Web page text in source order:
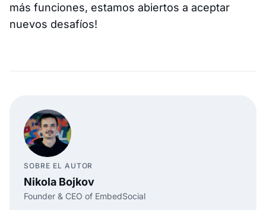
más funciones, estamos abiertos a aceptar
nuevos desafíos!
SOBRE EL AUTOR
Nikola Bojkov
Founder & CEO of EmbedSocial